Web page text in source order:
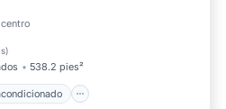
)
538.2 pies²
Aire acondicionado
para niños